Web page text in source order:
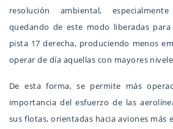
resolución ambiental,
quedando de este modo liberadas
pista 17 derecha, produciendo menos
operar de día aquellas con mayores
De esta forma, se permite más
importancia del esfuerzo de las
sus flotas, orientadas hacia aviones más